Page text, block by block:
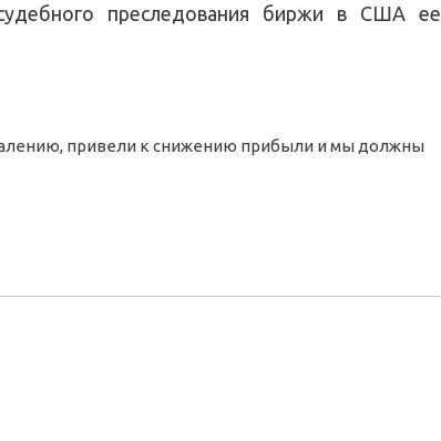
преследования биржи в США ее
привели к снижению прибыли и мы должны